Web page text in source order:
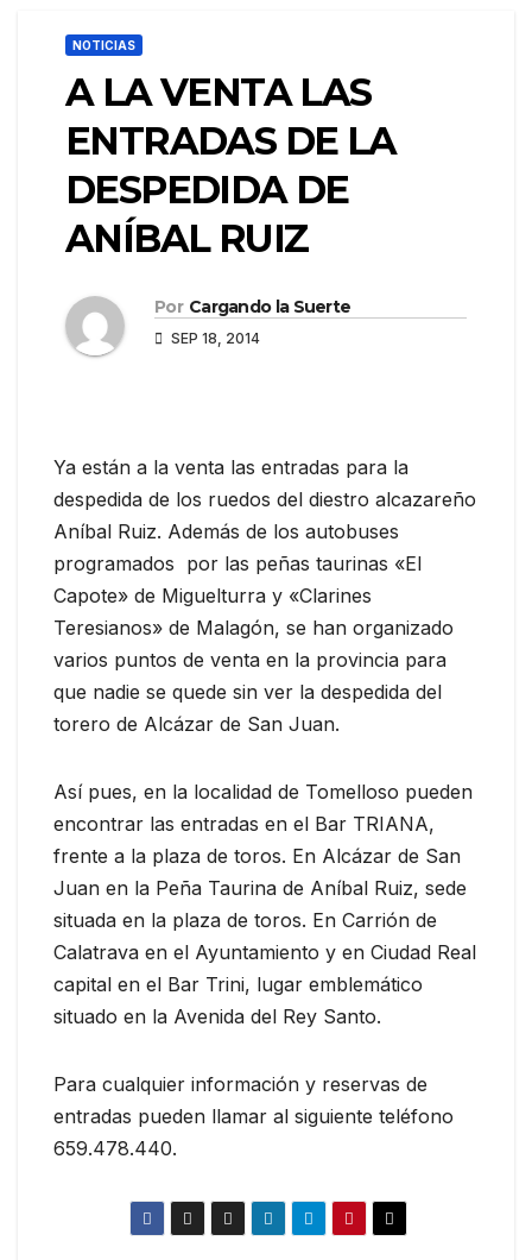
NOTICIAS
A LA VENTA LAS
ENTRADAS DE LA
DESPEDIDA DE
ANÍBAL RUIZ
Por Cargando la Suerte
SEP 18, 2014
Ya están a la venta las entradas para la
despedida de los ruedos del diestro alcazareño
Aníbal Ruiz. Además de los autobuses
programados por las peñas taurinas «El
Capote» de Miguelturra y «Clarines
Teresianos» de Malagón, se han organizado
varios puntos de venta en la provincia para
que nadie se quede sin ver la despedida del
torero de Alcázar de San Juan.
Así pues, en la localidad de Tomelloso pueden
encontrar las entradas en el Bar TRIANA,
frente a la plaza de toros. En Alcázar de San
Juan en la Peña Taurina de Aníbal Ruiz, sede
situada en la plaza de toros. En Carrión de
Calatrava en el Ayuntamiento y en Ciudad Real
capital en el Bar Trini, lugar emblemático
situado en la Avenida del Rey Santo.
Para cualquier información y reservas de
entradas pueden llamar al siguiente teléfono
659.478.440.